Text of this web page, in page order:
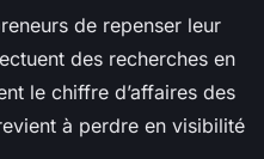
de repenser leur
des recherches en
le chiffre d’affaires des
à perdre en visibilité